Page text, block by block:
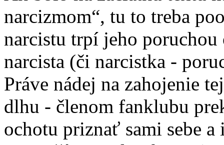
narcizmom“, tu to treba
narcistu trpí jeho
narcista (či narcistka -
Práve nádej na zahojenie
dlhu - členom fanklubu
ochotu priznať sami sebe